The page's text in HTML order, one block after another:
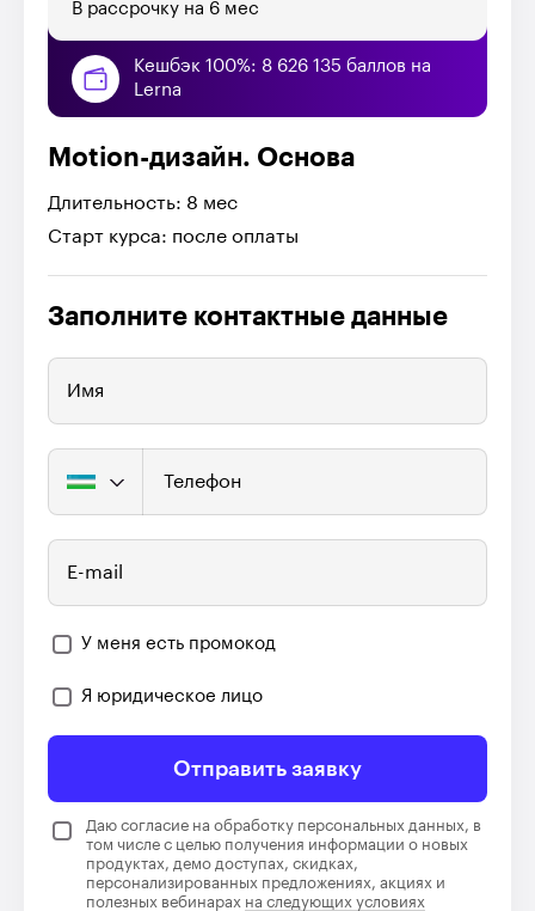
В рассрочку на 6 мес
Кешбэк 100%: 8 626 135 баллов на
Lerna
Motion-дизайн. Основа
Длительность: 8 мес
Старт курса: после оплаты
Заполните контактные данные
Имя
Телефон
E-mail
У меня есть промокод
Я юридическое лицо
Отправить заявку
Даю согласие на обработку персональных данных, в
том числе с целью получения информации о новых
продуктах, демо доступах, скидках,
персонализированных предложениях, акциях и
полезных вебинарах на следующих условиях